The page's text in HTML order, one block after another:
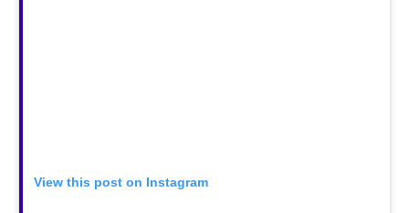
View this post on Instagram